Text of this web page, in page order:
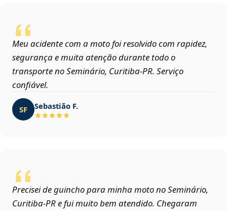
Meu acidente com a moto foi resolvido com rapidez,
segurança e muita atenção durante todo o
transporte no Seminário, Curitiba‑PR. Serviço
confiável.
SF Sebastião F.
Precisei de guincho para minha moto no Seminário,
Curitiba‑PR e fui muito bem atendido. Chegaram